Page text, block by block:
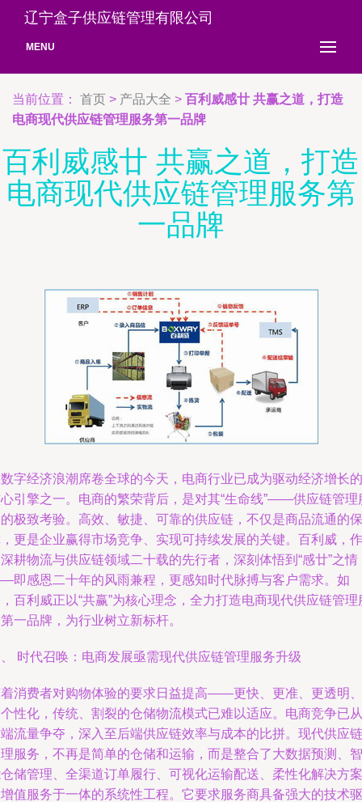
辽宁盒子供应链管理有限公司
MENU
当前位置： 首页 > 产品大全 > 百利威感廿 共赢之道，打造
电商现代供应链管理服务第一品牌
百利威感廿 共赢之道，打造
电商现代供应链管理服务第
一品牌
字经济浪潮席卷全球的今天，电商行业已成为驱动经济增长的
引擎之一。电商的繁荣背后，是对其“生命线”——供应链管理
极致考验。高效、敏捷、可靠的供应链，不仅是商品流通的保
更是企业赢得市场竞争、实现可持续发展的关键。百利威，作
耕物流与供应链领域二十载的先行者，深刻体悟到“感廿”之情
即感恩二十年的风雨兼程，更感知时代脉搏与客户需求。如
百利威正以“共赢”为核心理念，全力打造电商现代供应链管理
一品牌，为行业树立新标杆。
时代召唤：电商发展亟需现代供应链管理服务升级
消费者对购物体验的要求日益提高——更快、更准、更透明、
性化，传统、割裂的仓储物流模式已难以适应。电商竞争已从
流量争夺，深入至后端供应链效率与成本的比拼。现代供应链
服务，不再是简单的仓储和运输，而是整合了大数据预测、智
储管理、全渠道订单履行、可视化运输配送、柔性化解决方案
值服务于一体的系统性工程。它要求服务商具备强大的技术驱